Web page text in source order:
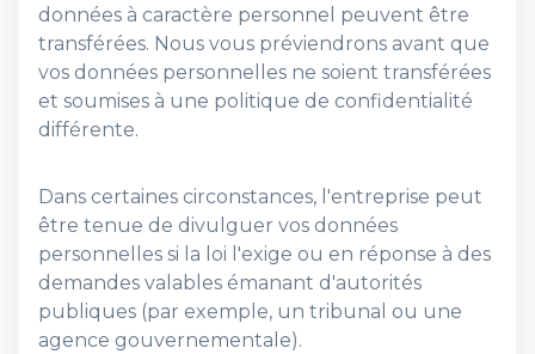
données à caractère personnel peuvent être
transférées. Nous vous préviendrons avant que
vos données personnelles ne soient transférées
et soumises à une politique de confidentialité
différente.
Dans certaines circonstances, l'entreprise peut
être tenue de divulguer vos données
personnelles si la loi l'exige ou en réponse à des
demandes valables émanant d'autorités
publiques (par exemple, un tribunal ou une
agence gouvernementale).